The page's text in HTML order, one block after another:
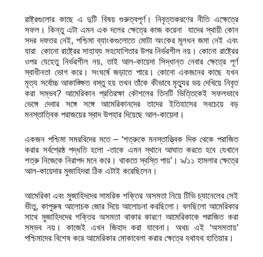
রাষ্ট্রগুলোর কাছে এ দুটি বিষয় গুরুত্বপূর্ণ। নিবৃত্তকরণের নীতি এক্ষেত্রে
সফল। কিন্তু এটা এমন এক দলের ক্ষেত্রে কাজ করেনা যাদের স্থায়ী কোন
সদর দফতর নেই, পশ্চিমা ব্যাংকগুলোতে মোটা অংকের মূলধন জমা নেই এবং
যারা কোনো রাষ্ট্রের সাহায্য সহযোগিতার উপর নির্ভরশীল নয়। কোনো রাষ্ট্রের
ওপর যেহেতু নির্ভরশীল নয়, তাই আল-কায়েদা সিদ্ধান্ত নেবার ক্ষেত্রে পূর্ণ
স্বাধীনতা ভোগ করে। সংঘর্ষে জড়াতে পারে। কোনো একজনের কাছে যখন
মৃত্য সর্বোচ্চ আকাঙ্ক্ষিত বস্তু হয় তখন তাঁকে কীভাবে মৃত্যুর ভয় দেখিয়ে নিবৃত
করা সম্ভব? আমেরিকান প্রতিরক্ষা কৌশলের তিনটি ভিত্তিকেই সফলভাবে
ভেঙ্গে দেবার সঙ্গে সঙ্গে আমেরিকানদের তাদের ইতিহাসের সবচেয়ে বড়
মনস্তাত্বিক পরাজয়ের স্বাদ উপহার দিয়েছে আল-কায়েদা।
একজন পশ্চিমা সমরবিদের মতে – ‘শত্রুকে মনস্তাত্ত্বিক দিক থেকে পরাজিত
করার সর্বশ্রেষ্ঠ পদ্ধতি হলো -তাকে এমন স্থানে আঘাত করতে হবে যেখানে
শত্রু নিজেকে নিরাপদ মনে করে। থাকতে স্বস্তি পায়’। ৯/১১ হামলার ক্ষেত্রে
আল-কায়েদার মুজাহিদরা ঠিক এটাই করেছিলেন।
আমেরিকা এবং মুজাহিদদের সামরিক শক্তির অসমতা নিয়ে টিভি চ্যানেলের সেই
ভীতু, কাপুরুষ আলোচক জোর দিয়ে আলোচনা করছিলো। বলছিলো আমেরিকার
সাথে মুজাহিদদের শক্তির অসমতা থাকার কারণে আমেরিকাকে পরাজিত করা
সম্ভব নয়। কাজেই এখন জিহাদ করা যাবেনা। অথচ এই ‘অসমতায়’
পশ্চিমাদের বিশেষ করে আমেরিকার মোকাবেলা করার ক্ষেত্রে যথাযথ হাতিয়ার।